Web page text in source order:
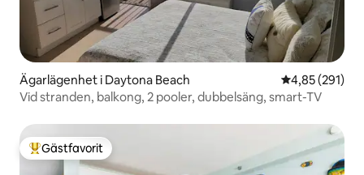
Ägarlägenhet i Daytona Beach 4,85 av 5 i
4,85 (291)
Vid stranden, balkong, 2 pooler, dubbelsäng, smart-TV
Populär gästfavorit
Gästfavorit